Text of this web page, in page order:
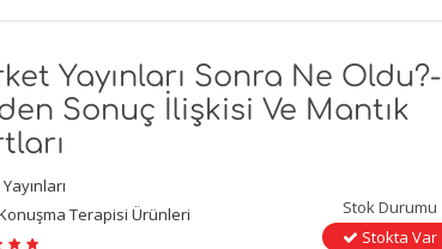
Yayınları Sonra Ne Oldu?-
Sonuç İlişkisi Ve Mantık
Terapisi Ürünleri
Stok Durumu
Stokta Var